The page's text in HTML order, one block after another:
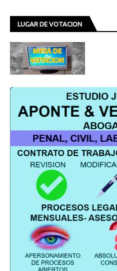
LUGAR DE VOTACION